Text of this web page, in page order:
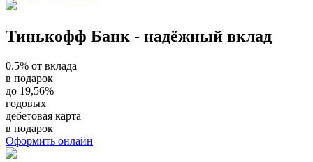
Тинькофф Банк - надёжный вклад
0.5% от вклада
в подарок
до 19,56%
годовых
дебетовая карта
в подарок
Оформить онлайн